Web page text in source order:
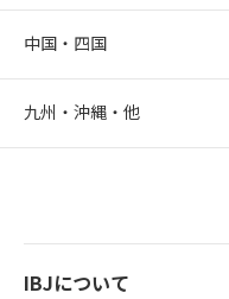
中国・四国
九州・沖縄・他
IBJについて